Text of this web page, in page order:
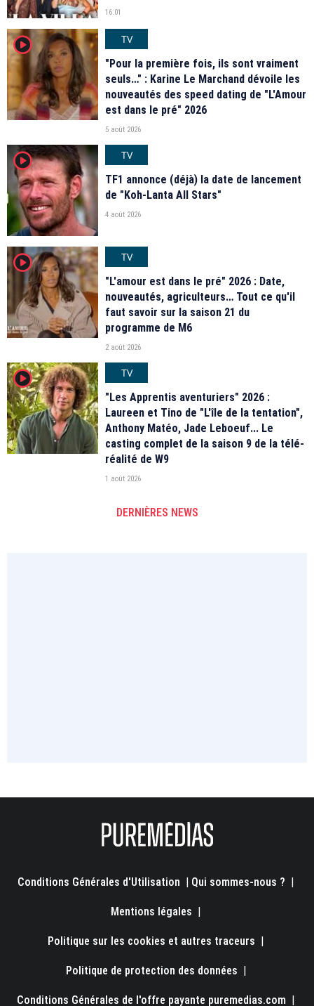
16:01
player2
TV
"Pour la première fois, ils sont vraiment
seuls…" : Karine Le Marchand dévoile les
nouveautés des speed dating de "L'Amour
est dans le pré" 2026
5 août 2026
player2
TV
TF1 annonce (déjà) la date de lancement
de "Koh-Lanta All Stars"
4 août 2026
player2
TV
"L'amour est dans le pré" 2026 : Date,
nouveautés, agriculteurs… Tout ce qu'il
faut savoir sur la saison 21 du
programme de M6
2 août 2026
player2
TV
"Les Apprentis aventuriers" 2026 :
Laureen et Tino de "L'île de la tentation",
Anthony Matéo, Jade Leboeuf... Le
casting complet de la saison 9 de la télé-
réalité de W9
1 août 2026
DERNIÈRES NEWS
Conditions Générales d'Utilisation | Qui sommes-nous ? |
Mentions légales |
Politique sur les cookies et autres traceurs |
Politique de protection des données |
Conditions Générales de l'offre payante puremedias.com |